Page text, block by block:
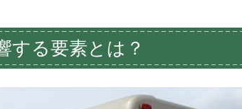
する要素とは？